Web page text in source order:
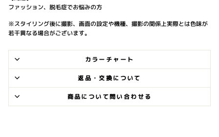
ファッション、脱毛症でお悩みの方
※スタイリング後に撮影、画面の設定や機種、撮影の関係上実際とは色味が
若干異なる場合がございます。
カラーチャート
返品・交換について
商品について問い合わせる